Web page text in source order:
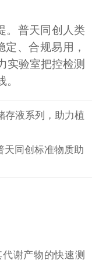
。普天同创人类
、合规易用，
实验室把控检测
存液系列，助力植
天同创标准物质助
谢产物的快速测